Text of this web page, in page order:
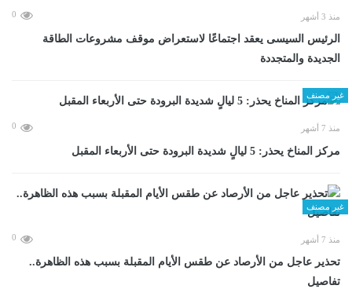
منذ 3 أشهر 0
الرئيس السيسى يعقد اجتماعًا لاستعراض موقف مشروعات الطاقة
الجديدة والمتجددة
غير مصنف
منذ 7 أشهر 0
مركز المناخ يحذر: 5 ليالٍ شديدة البرودة حتى الأربعاء المقبل
غير مصنف
منذ 7 أشهر 0
تحذير عاجل من الأرصاد عن طقس الأيام المقبلة بسبب هذه الظاهرة..
تفاصيل